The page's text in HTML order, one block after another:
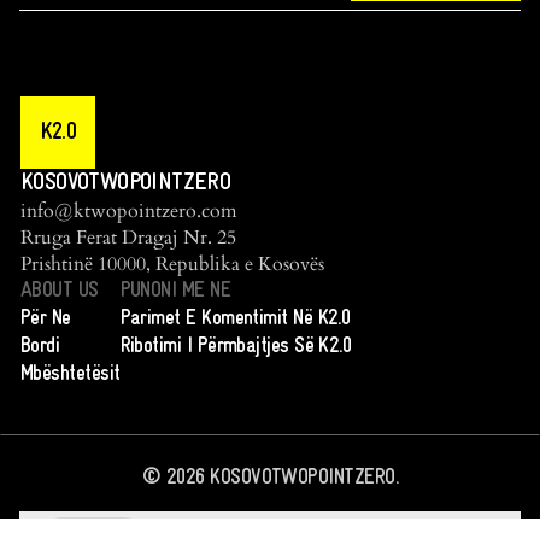
K2.0
KOSOVOTWOPOINTZERO
info@ktwopointzero.com
Rruga Ferat Dragaj Nr. 25
Prishtinë 10000, Republika e Kosovës
ABOUT US
Për Ne
Bordi
Mbështetësit
PUNONI ME NE
Parimet E Komentimit Në K2.0
Ribotimi I Përmbajtjes Së K2.0
© 2026KOSOVOTWOPOINTZERO.